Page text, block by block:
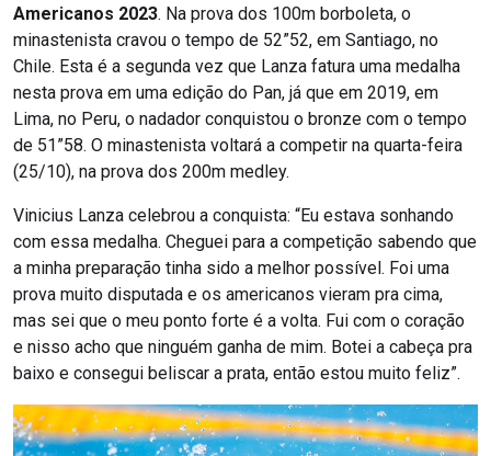
Americanos 2023. Na prova dos 100m borboleta, o
minastenista cravou o tempo de 52”52, em Santiago, no
Chile. Esta é a segunda vez que Lanza fatura uma medalha
nesta prova em uma edição do Pan, já que em 2019, em
Lima, no Peru, o nadador conquistou o bronze com o tempo
de 51”58. O minastenista voltará a competir na quarta-feira
(25/10), na prova dos 200m medley.
Vinicius Lanza celebrou a conquista: “Eu estava sonhando
com essa medalha. Cheguei para a competição sabendo que
a minha preparação tinha sido a melhor possível. Foi uma
prova muito disputada e os americanos vieram pra cima,
mas sei que o meu ponto forte é a volta. Fui com o coração
e nisso acho que ninguém ganha de mim. Botei a cabeça pra
baixo e consegui beliscar a prata, então estou muito feliz”.